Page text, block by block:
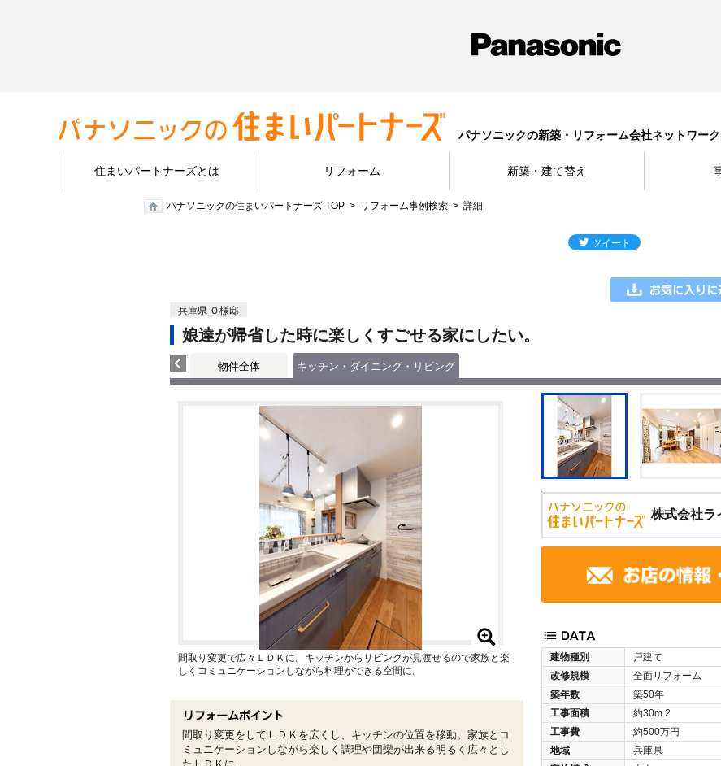
パナソニックの新築・リフォーム会社ネットワーク
住まいパートナーズとは リフォーム 新築・建て替え
パナソニックの住まいパートナーズ TOP リフォーム事例検索 詳細
兵庫県 Ｏ様邸
娘達が帰省した時に楽しくすごせる家にしたい。
物件全体 キッチン・ダイニング・リビング
株式会社ラ
建物種別
戸建て
改修規模
全面リフォーム
築年数
築50年
工事面積
約30m 2
工事費
約500万円
地域
兵庫県
間取り変更で広々ＬＤＫに。キッチンからリビングが見渡せるので家族と楽
しくコミュニケーションしながら料理ができる空間に。
間取り変更をしてＬＤＫを広くし、キッチンの位置を移動。家族とコ
ミュニケーションしながら楽しく調理や団欒が出来る明るく広々とし